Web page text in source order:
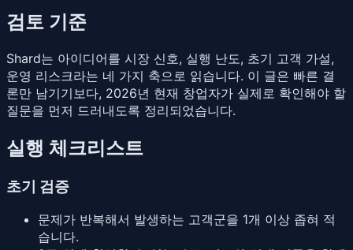
검토 기준
Shard는 아이디어를 시장 신호, 실행 난도, 초기 고객 가설,
운영 리스크라는 네 가지 축으로 읽습니다. 이 글은 빠른 결
론만 남기기보다, 2026년 현재 창업자가 실제로 확인해야 할
질문을 먼저 드러내도록 정리되었습니다.
실행 체크리스트
초기 검증
문제가 반복해서 발생하는 고객군을 1개 이상 좁혀 적
습니다.